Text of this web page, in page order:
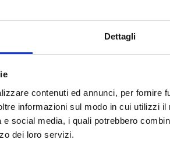
Dettagli
contenuti ed annunci, per fornire
informazioni sul modo in cui utilizzi
social media, i quali potrebbero
dei loro servizi.